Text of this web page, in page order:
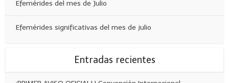
Efemérides del mes de Julio
Efemérides significativas del mes de julio
Entradas recientes